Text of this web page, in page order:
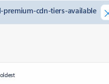
premium-cdn-tiers-available